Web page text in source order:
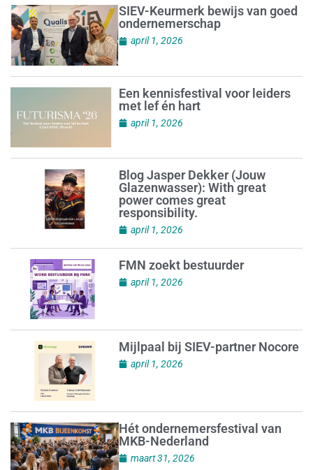
SIEV-Keurmerk bewijs van goed
ondernemerschap
april 1, 2026
Een kennisfestival voor leiders
met lef én hart
april 1, 2026
Blog Jasper Dekker (Jouw
Glazenwasser): With great
power comes great
responsibility.
april 1, 2026
FMN zoekt bestuurder
april 1, 2026
Mijlpaal bij SIEV-partner Nocore
april 1, 2026
Hét ondernemersfestival van
MKB-Nederland
maart 31, 2026